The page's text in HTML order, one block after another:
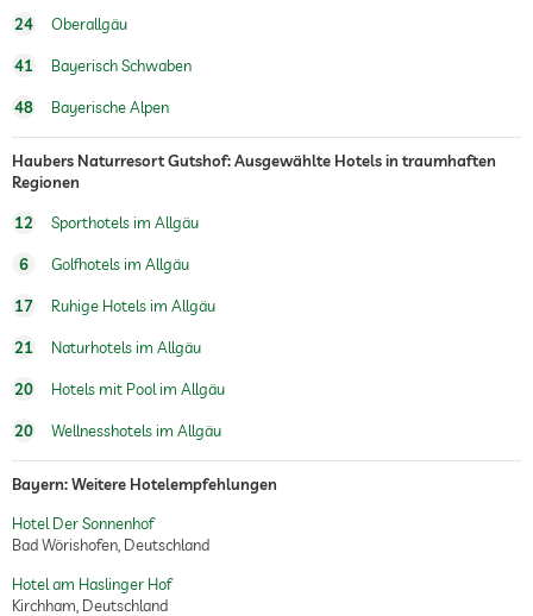
24 Oberallgäu
41 Bayerisch Schwaben
48 Bayerische Alpen
Haubers Naturresort Gutshof: Ausgewählte Hotels in traumhaften
Regionen
12 Sporthotels im Allgäu
6 Golfhotels im Allgäu
17 Ruhige Hotels im Allgäu
21 Naturhotels im Allgäu
20 Hotels mit Pool im Allgäu
20 Wellnesshotels im Allgäu
Bayern: Weitere Hotelempfehlungen
Hotel Der Sonnenhof
Bad Wörishofen, Deutschland
Hotel am Haslinger Hof
Kirchham, Deutschland